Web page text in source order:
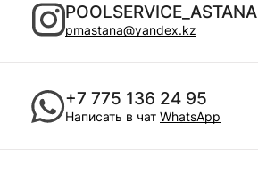
POOLSERVICE_ASTANA
pmastana@yandex.kz
+7 775 136 24 95
Написать в чат WhatsApp